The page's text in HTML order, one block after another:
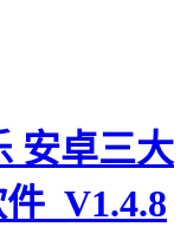
安卓三大
_V1.4.8